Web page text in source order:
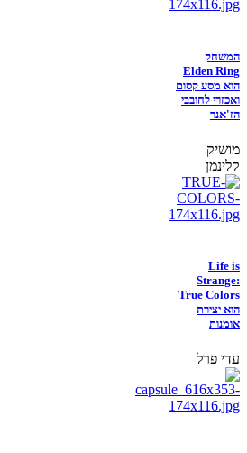
המשחק
Elden Ring
הוא מסע קסום
ואכזרי לחובבי
הז'אנר
מושיק
קלינמן
Life is
Strange:
True Colors
הוא יצירת
אומנות
עדי פרל